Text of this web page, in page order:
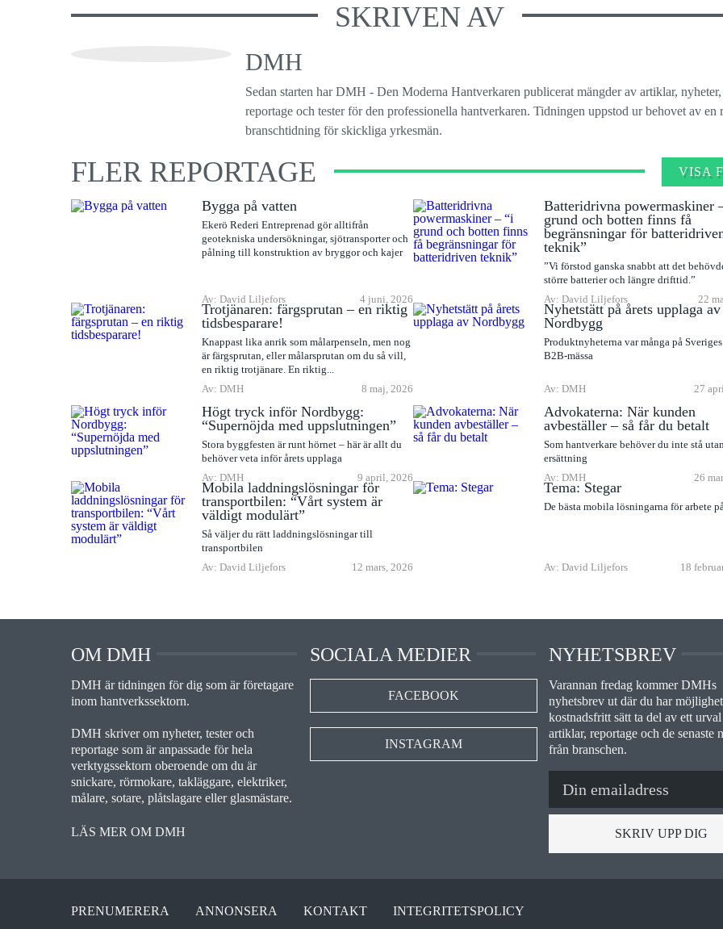
SKRIVEN AV
DMH
Sedan starten har DMH - Den Moderna Hantverkaren publicerat mängder av artiklar, nyheter,
reportage och tester för den professionella hantverkaren. Tidningen uppstod ur behovet av en
branschtidning för skickliga yrkesmän.
FLER REPORTAGE VISA
Bygga på vatten
Ekerö Rederi Entreprenad gör alltifrån
geotekniska undersökningar, sjötransporter och
pålning till konstruktion av bryggor och kajer
Av: David Liljefors 4 juni, 2026
Batteridrivna powermaskiner
grund och botten finns få
begränsningar för
teknik”
”Vi förstod ganska snabbt att det behövdes
större batterier och längre drifttid.”
Av: David Liljefors
22
Trotjänaren: färgsprutan – en riktig
tidsbesparare!
Knappast lika anrik som målarpenseln, men nog
är färgsprutan, eller målarsprutan om du så vill,
en riktig trotjänare. En riktig...
Av: DMH
8 maj, 2026
Nyhetstätt på årets upplaga av
Nordbygg
Produktnyheterna var många på
B2B-mässa
Av: DMH 27
Högt tryck inför Nordbygg:
“Supernöjda med uppslutningen”
Stora byggfesten är runt hörnet – här är allt du
behöver veta inför årets upplaga
Av: DMH
9 april, 2026
Advokaterna: När kunden
avbeställer – så får du betalt
Som hantverkare behöver du inte stå
ersättning
Av: DMH
26
Mobila laddningslösningar för
transportbilen: “Vårt system är
väldigt modulärt”
Så väljer du rätt laddningslösningar till
transportbilen
Av: David Liljefors
12 mars, 2026
Tema: Stegar
De bästa mobila lösningarna för arbete
Av: David Liljefors 18
OM DMH
DMH är tidningen för dig som är företagare
inom hantverkssektorn.
DMH skriver om nyheter, tester och
reportage som är anpassade för hela
verktygssektorn oberoende om du är
snickare, rörmokare, takläggare, elektriker,
målare, sotare, plåtslagare eller glasmästare.
LÄS MER OM DMH
SOCIALA MEDIER
FACEBOOK
INSTAGRAM
NYHETSBREV
Varannan fredag kommer DMHs
nyhetsbrev ut där du har
kostnadsfritt sätt ta del av ett
artiklar, reportage och de senaste
från branschen.
SKRIV UPP DIG
PRENUMERERA ANNONSERA KONTAKT INTEGRITETSPOLICY